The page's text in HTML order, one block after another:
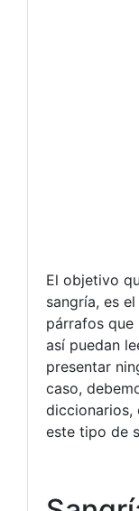
El objetivo
sangría, es
párrafos
así puedan
presentar
caso,
diccionarios,
este tipo de